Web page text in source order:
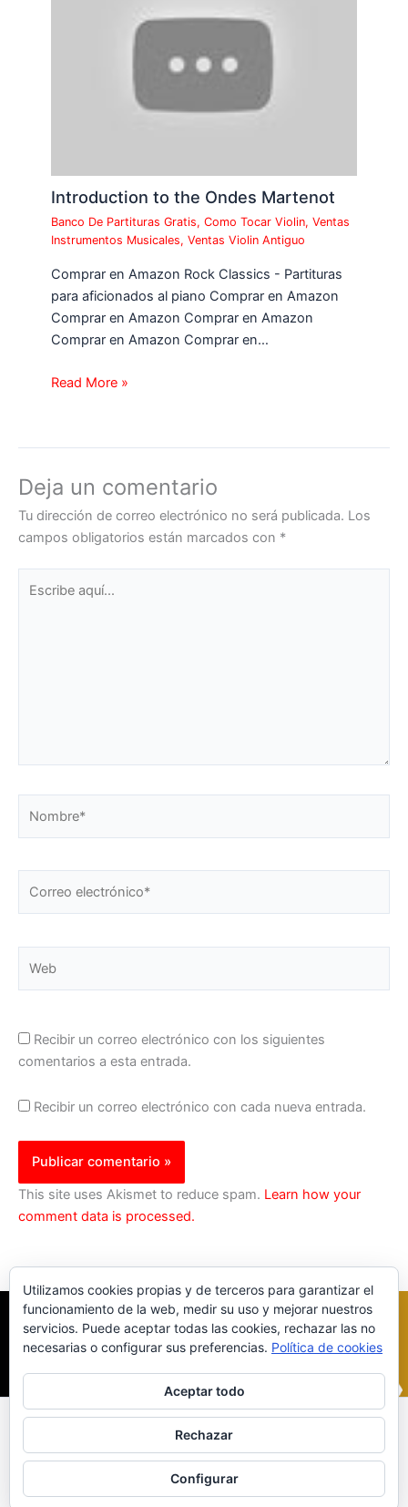
Introduction to the Ondes Martenot
Banco De Partituras Gratis,Como Tocar Violin,Ventas
Instrumentos Musicales,Ventas Violin Antiguo
Comprar en Amazon Rock Classics - Partituras
para aficionados al piano Comprar en Amazon
Comprar en Amazon Comprar en Amazon
Comprar en Amazon Comprar en…
Read More »
Deja un comentario
Tu dirección de correo electrónico no será publicada. Los
campos obligatorios están marcados con *
aquí...
Recibir un correo electrónico con los siguientes
comentarios a esta entrada.
Recibir un correo electrónico con cada nueva entrada.
This site uses Akismet to reduce spam. Learn how your
comment data is processed.
Política Cookies| Política Privacidad
© 2023 |ComoTocarViolin.Com
Utilizamos cookies propias y de terceros para garantizar el
funcionamiento de la web, medir su uso y mejorar nuestros
servicios. Puede aceptar todas las cookies, rechazar las no
necesarias o configurar sus preferencias. Política de cookies
Aceptar todo
Rechazar
Configurar